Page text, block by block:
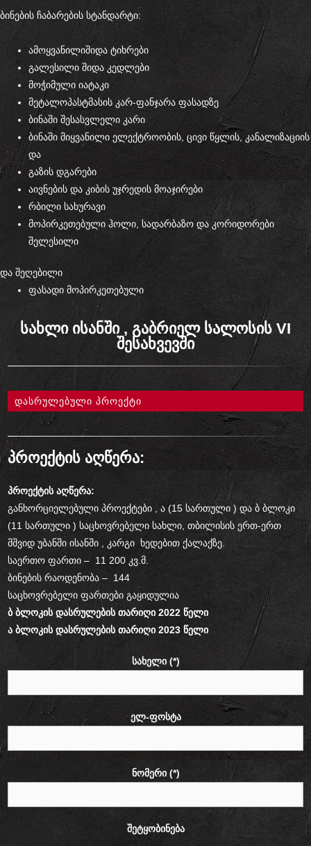
ბინების ჩაბარების სტანდარტი:
ამოყვანილიშიდა ტიხრები
გალესილი შიდა კედლები
მოჭიმული იატაკი
მეტალოპასტმასის კარ-ფანჯარა ფასადზე
ბინაში შესასვლელი კარი
ბინაში მიყვანილი ელექტროობის, ცივი წყლის, კანალიზაციის
და
გაზის დგარები
აივნების და კიბის უჯრედის მოაჯირები
რბილი სახურავი
მოპირკეთებული ჰოლი, სადარბაზო და კორიდორები
შელესილი
და შეღებილი
ფასადი მოპირკეთებული
სახლი ისანში , გაბრიელ სალოსის VI
შესახვევში
დასრულებული პროექტი
პროექტის აღწერა:
პროექტის აღწერა:
განხორციელებული პროექტები , ა (15 სართული ) და ბ ბლოკი
(11 სართული ) საცხოვრებელი სახლი, თბილისის ერთ-ერთ
მშვიდ უბანში ისანში , კარგი ხედებით ქალაქზე.
საერთო ფართი – 11 200 კვ.მ.
ბინების რაოდენობა – 144
საცხოვრებელი ფართები გაყიდულია
ბ ბლოკის დასრულების თარიღი 2022 წელი
ა ბლოკის დასრულების თარიღი 2023 წელი
სახელი (*)
ელ-ფოსტა
ნომერი (*)
შეტყობინება